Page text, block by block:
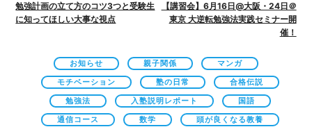
勉強計画の立て方のコツ3つと受験生
に知ってほしい大事な視点
【講習会】6月16日@大阪・24日＠
東京 大逆転勉強法実践セミナー開
催！
お知らせ 親子関係 マンガ
モチベーション 塾の日常 合格伝説
勉強法 入塾説明レポート 国語
通信コース 数学 頭が良くなる教養